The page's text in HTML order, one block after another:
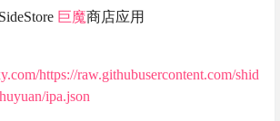
巨魔商店应用
https://raw.githubusercontent.com/shid
ipa.json